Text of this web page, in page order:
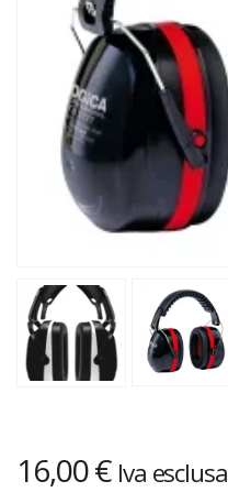
16,00€ Iva esclusa